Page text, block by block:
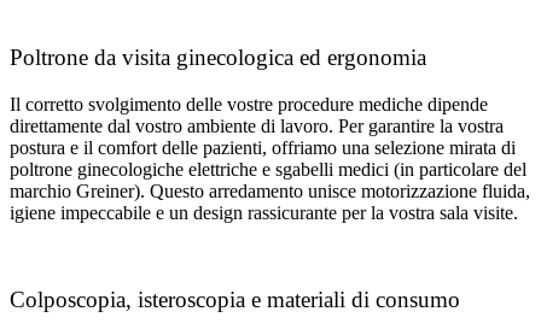
Poltrone da visita ginecologica ed ergonomia
Il corretto svolgimento delle vostre procedure mediche dipende
direttamente dal vostro ambiente di lavoro. Per garantire la vostra
postura e il comfort delle pazienti, offriamo una selezione mirata di
poltrone ginecologiche elettriche e sgabelli medici (in particolare del
marchio Greiner). Questo arredamento unisce motorizzazione fluida,
igiene impeccabile e un design rassicurante per la vostra sala visite.
Colposcopia, isteroscopia e materiali di consumo